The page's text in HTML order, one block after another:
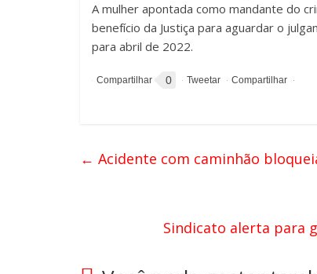
A mulher apontada como mandante do
benefício da Justiça para aguardar o
para abril de 2022.
0
← Acidente com caminhão
Sindicato alerta para